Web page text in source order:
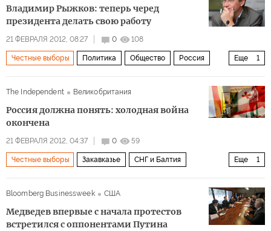
Владимир Рыжков: теперь черед
президента делать свою работу
21 ФЕВРАЛЯ 2012, 08:27 0 108
Еще 1
Честные выборы Политика Общество Россия
The Independent
Великобритания
Россия должна понять: холодная война
окончена
21 ФЕВРАЛЯ 2012, 04:37 0 59
Еще 1
Честные выборы Закавказье СНГ и Балтия
Bloomberg Businessweek
США
Медведев впервые с начала протестов
встретился с оппонентами Путина